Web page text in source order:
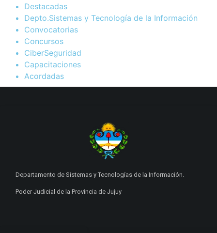
Destacadas
Depto.Sistemas y Tecnología de la Información
Convocatorias
Concursos
CiberSeguridad
Capacitaciones
Acordadas
Departamento de Sistemas y Tecnologías de la Información.
Poder Judicial de la Provincia de Jujuy